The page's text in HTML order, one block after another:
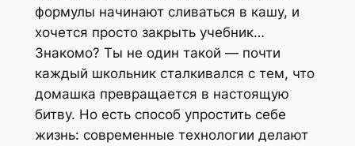
формулы начинают сливаться в кашу, и
хочется просто закрыть учебник…
Знакомо? Ты не один такой — почти
каждый школьник сталкивался с тем, что
домашка превращается в настоящую
битву. Но есть способ упростить себе
жизнь: современные технологии делают